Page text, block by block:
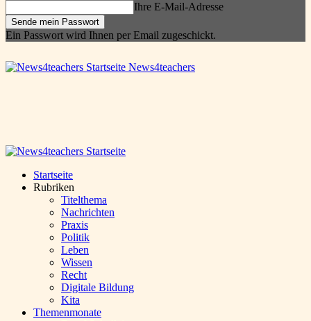
Ihre E-Mail-Adresse
Ein Passwort wird Ihnen per Email zugeschickt.
News4teachers
Startseite
Rubriken
Titelthema
Nachrichten
Praxis
Politik
Leben
Wissen
Recht
Digitale Bildung
Kita
Themenmonate